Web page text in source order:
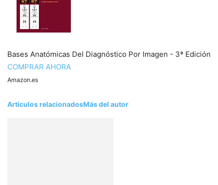
Bases Anatómicas Del Diagnóstico Por Imagen - 3ª Edición
COMPRAR AHORA
Amazon.es
Artículos relacionadosMás del autor